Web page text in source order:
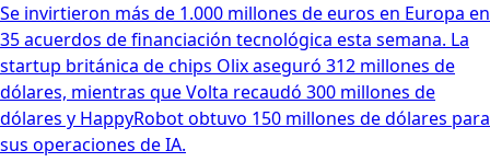
Se invirtieron más de 1.000 millones de euros en Europa en
35 acuerdos de financiación tecnológica esta semana. La
startup británica de chips Olix aseguró 312 millones de
dólares, mientras que Volta recaudó 300 millones de
dólares y HappyRobot obtuvo 150 millones de dólares para
sus operaciones de IA.